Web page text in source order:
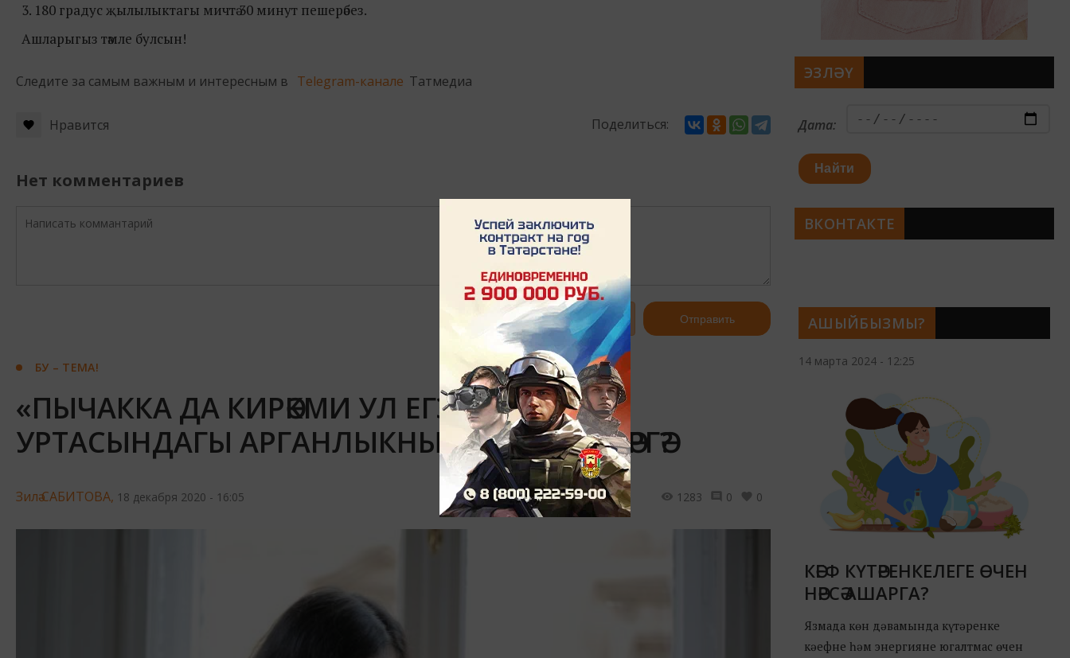
3. 180 градус җылылыктагы мичтә 30 минут пешерәбез.
Ашларыгыз тәмле булсын!
Следите за самым важным и интересным в Telegram-канале Татмедиа
Нравится Поделиться:
Нет комментариев
Авторизоваться Отправить
БУ – ТЕМА!
«ПЫЧАККА ДА КИРӘКМИ УЛ ЕГЭгыз!» ЕЛ
УРТАСЫНДАГЫ АРГАНЛЫКНЫ НИЧЕК ҖИҢӘРГӘ?
Зилә САБИТОВА, 18 декабря 2020 - 16:05 1283 0 0
АШЫЙБЫЗМЫ?
14 марта 2024 - 12:25
КӘЕФ КҮТӘРЕНКЕЛЕГЕ ӨЧЕН
НӘРСӘ АШАРГА?
Язмада көн дәвамында күтәренке
кәефне һәм энергияне югалтмас өчен
ЭЗЛӘҮ
Дата:
Найти
ВКОНТАКТЕ